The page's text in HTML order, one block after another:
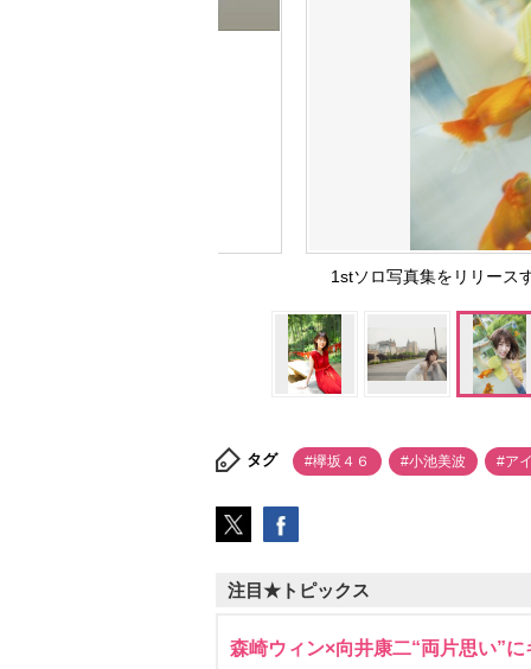
1stソロ写真集をリリース
タグ #欅坂４６ #小池美波 #ア
注目★トピックス
森崎ウィン×向井康二“両片思い”